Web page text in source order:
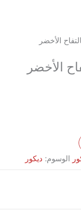
الأخضر
الأخضر
الوسوم: ديكور